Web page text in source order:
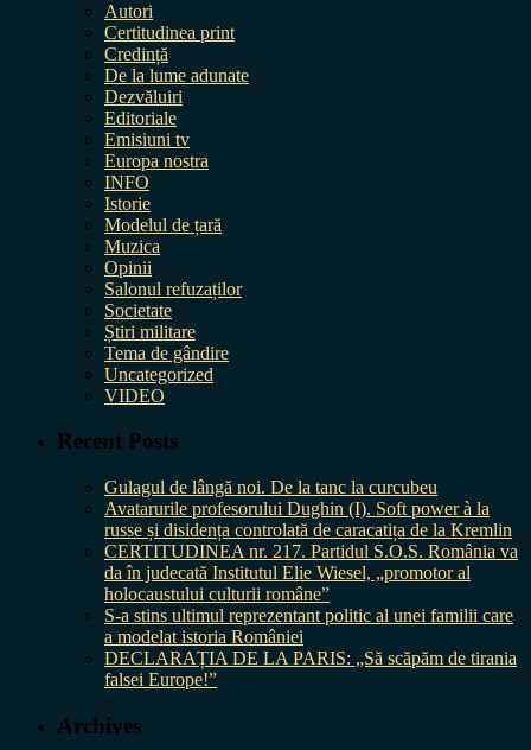
Autori
Certitudinea print
Credință
De la lume adunate
Dezvăluiri
Editoriale
Emisiuni tv
Europa nostra
INFO
Istorie
Modelul de țară
Muzica
Opinii
Salonul refuzaților
Societate
Știri militare
Tema de gândire
Uncategorized
VIDEO
Recent Posts
Gulagul de lângă noi. De la tanc la curcubeu
Avatarurile profesorului Dughin (I). Soft power à la
russe și disidența controlată de caracatița de la Kremlin
CERTITUDINEA nr. 217. Partidul S.O.S. România va
da în judecată Institutul Elie Wiesel, „promotor al
holocaustului culturii române”
S-a stins ultimul reprezentant politic al unei familii care
a modelat istoria României
DECLARAȚIA DE LA PARIS: „Să scăpăm de tirania
falsei Europe!”
Archives